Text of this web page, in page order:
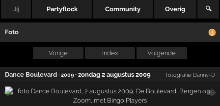
Jij Partyflock Community Overig 🔍
Foto
Vorige Index Volgende
Dance Boulevard · 2009 ·zondag 2 augustus 2009 fotografie: Danny-D